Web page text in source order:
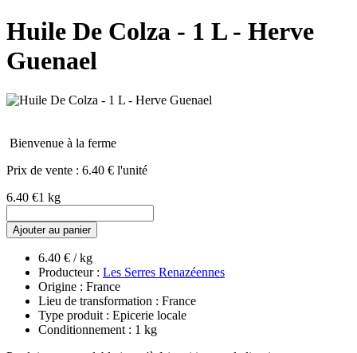
Huile De Colza - 1 L - Herve
Guenael
Bienvenue à la ferme
Prix de vente : 6.40 € l'unité
6.40 €1 kg
Ajouter au panier
6.40 € / kg
Producteur : Les Serres Renazéennes
Origine : France
Lieu de transformation : France
Type produit : Epicerie locale
Conditionnement : 1 kg